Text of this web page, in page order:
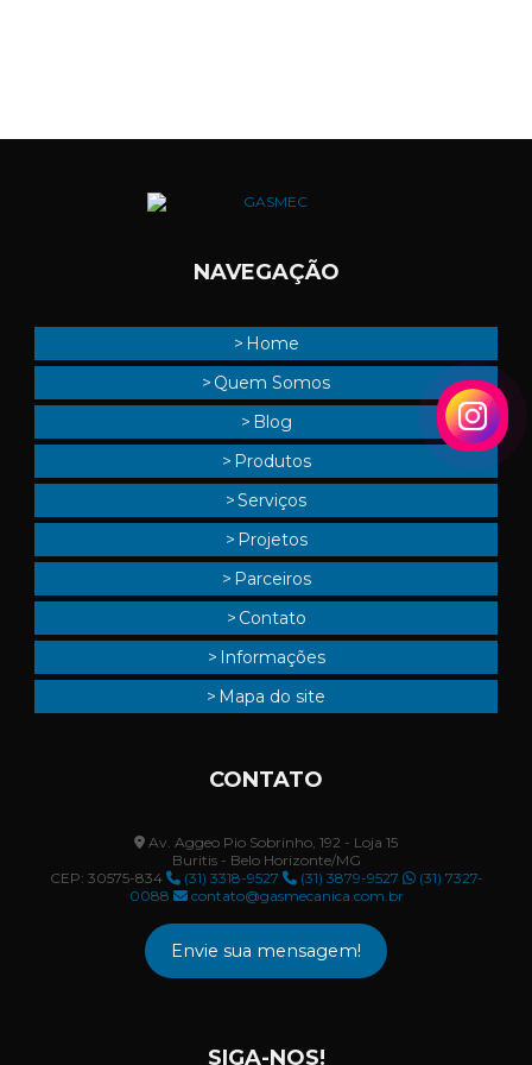
NAVEGAÇÃO
Home
Quem Somos
Blog
Produtos
Serviços
Projetos
Parceiros
Contato
Informações
Mapa do site
CONTATO
Av. Aggeo Pio Sobrinho, 192 - Loja 15
Buritis - Belo Horizonte/MG
CEP: 30575-834
(31) 3318-9527 (31) 3879-9527
(31) 7327-
0088
contato@gasmecanica.com.br
Envie sua mensagem!
SIGA-NOS!